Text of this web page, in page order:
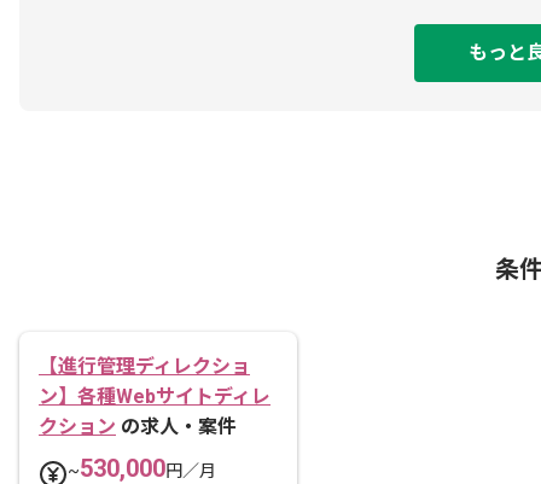
もっと
条
【進行管理ディレクショ
ン】各種Webサイトディレ
クション の求人・案件
~530,000円／月